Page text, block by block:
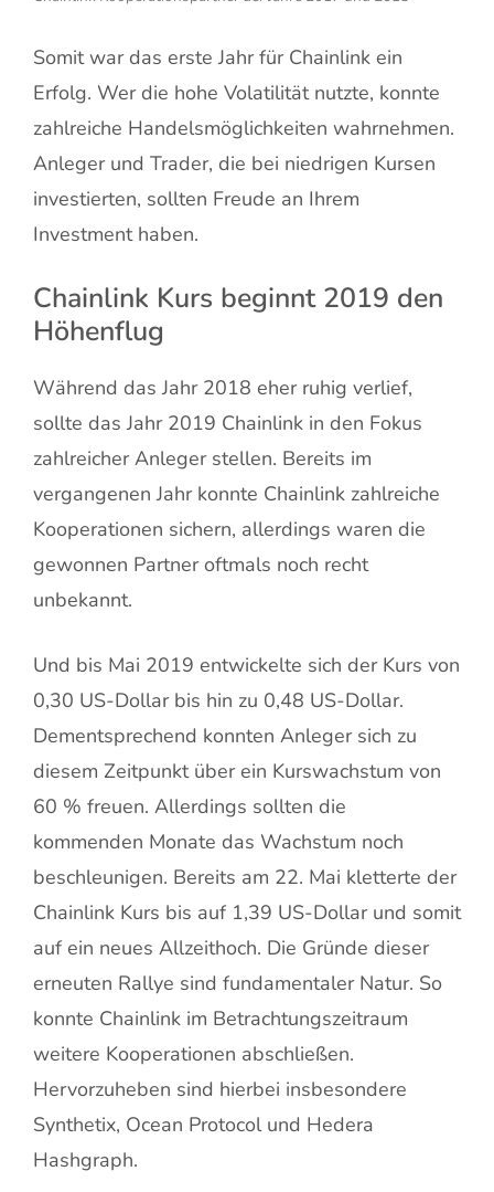
Somit war das erste Jahr für Chainlink ein
Erfolg. Wer die hohe Volatilität nutzte, konnte
zahlreiche Handelsmöglichkeiten wahrnehmen.
Anleger und Trader, die bei niedrigen Kursen
investierten, sollten Freude an Ihrem
Investment haben.
Chainlink Kurs beginnt 2019 den
Höhenflug
Während das Jahr 2018 eher ruhig verlief,
sollte das Jahr 2019 Chainlink in den Fokus
zahlreicher Anleger stellen. Bereits im
vergangenen Jahr konnte Chainlink zahlreiche
Kooperationen sichern, allerdings waren die
gewonnen Partner oftmals noch recht
unbekannt.
Und bis Mai 2019 entwickelte sich der Kurs von
0,30 US-Dollar bis hin zu 0,48 US-Dollar.
Dementsprechend konnten Anleger sich zu
diesem Zeitpunkt über ein Kurswachstum von
60 % freuen. Allerdings sollten die
kommenden Monate das Wachstum noch
beschleunigen. Bereits am 22. Mai kletterte der
Chainlink Kurs bis auf 1,39 US-Dollar und somit
auf ein neues Allzeithoch. Die Gründe dieser
erneuten Rallye sind fundamentaler Natur. So
konnte Chainlink im Betrachtungszeitraum
weitere Kooperationen abschließen.
Hervorzuheben sind hierbei insbesondere
Synthetix, Ocean Protocol und Hedera
Hashgraph.